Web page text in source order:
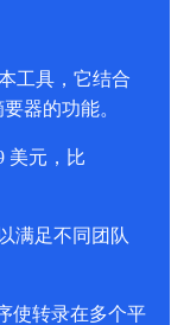
工具，它结合
器的功能。
美元，比
满足不同团队
使转录在多个平